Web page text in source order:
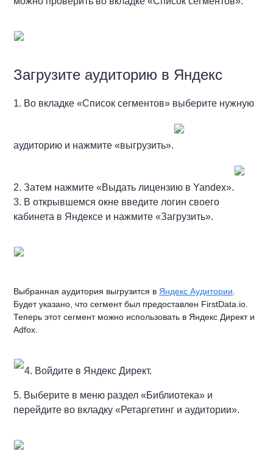
Загрузите аудиторию в Яндекс
1. Во вкладке «Список сегментов» выберите нужную
аудиторию и нажмите «выгрузить».
2. Затем нажмите «Выдать лицензию в Yandex».
3. В открывшемся окне введите логин своего
кабинета в Яндексе и нажмите «Загрузить».
Выбранная аудитория выгрузится в Яндекс Аудитории
Будет указано, что сегмент был предоставлен FirstData.io.
Теперь этот сегмент можно использовать в Яндекс Директ и
Adfox.
4. Войдите в Яндекс Директ.
5. Выберите в меню раздел «Библиотека» и
перейдите во вкладку «Ретаргетинг и аудитории».